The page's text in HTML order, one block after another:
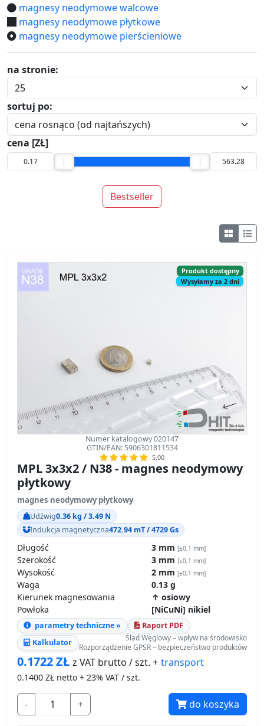
magnesy neodymowe walcowe
magnesy neodymowe płytkowe
magnesy neodymowe pierścieniowe
na stronie:
sortuj po:
cena [ZŁ]
Bestseller
Produkt dostępny
Wysyłamy za 2 dni
Numer katalogowy 020147
GTIN/EAN: 5906301811534
5.00
MPL 3x3x2 / N38 - magnes neodymowy
płytkowy
magnes neodymowy płytkowy
Udźwig0.36 kg / 3.49 N
Indukcja magnetyczna472.94 mT / 4729 Gs
Długość 3 mm [±0,1 mm]
Szerokość 3 mm [±0,1 mm]
Wysokość 2 mm [±0,1 mm]
Waga
0.13 g
Kierunek magnesowania
↑ osiowy
Powłoka
[NiCuNi] nikiel
parametry techniczne »
Raport PDF
Kalkulator
Ślad Węglowy – wpływ na środowisko
Rozporządzenie GPSR – bezpieczeństwo produktów
0.1722ZŁ z VAT brutto / szt. + transport
0.1400 ZŁ netto + 23% VAT / szt.
- + do koszyka